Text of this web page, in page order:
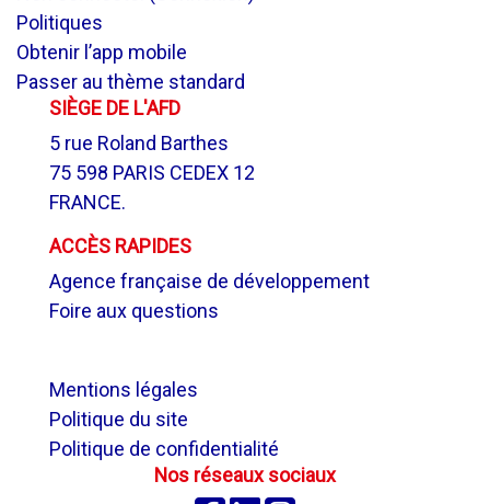
Politiques
Obtenir l’app mobile
Passer au thème standard
SIÈGE DE L'AFD
5 rue Roland Barthes
75 598 PARIS CEDEX 12
FRANCE.
ACCÈS RAPIDES
Agence française de développement
Foire aux questions
Mentions légales
Politique du site
Politique de confidentialité
Nos réseaux sociaux